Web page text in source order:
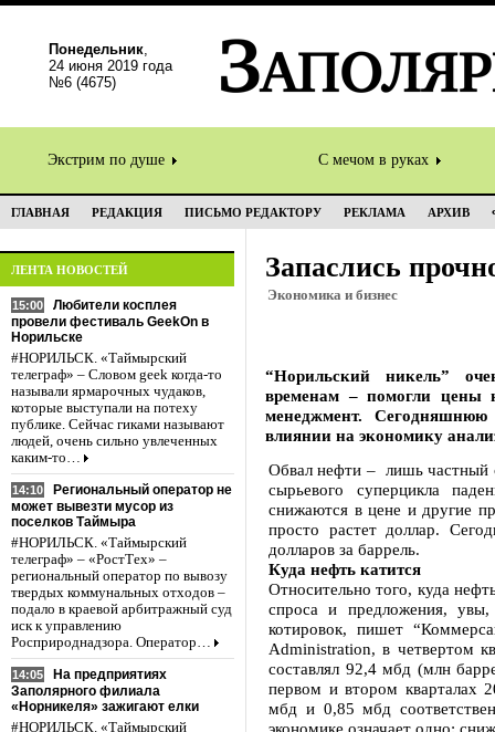
Понедельник,
24 июня 2019 года
№6 (4675)
Экстрим по душе С мечом в руках
ГЛАВНАЯ РЕДАКЦИЯ ПИСЬМО РЕДАКТОРУ РЕКЛАМА АРХИВ
ЛЕНТА НОВОСТЕЙ
15:00
Любители косплея
провели фестиваль GeekOn в
Норильске
#НОРИЛЬСК. «Таймырский
телеграф» – Словом geek когда-то
называли ярмарочных чудаков,
которые выступали на потеху
публике. Сейчас гиками называют
людей, очень сильно увлеченных
каким-то…
14:10
Региональный оператор не
может вывезти мусор из
поселков Таймыра
#НОРИЛЬСК. «Таймырский
телеграф» – «РостТех» –
региональный оператор по вывозу
твердых коммунальных отходов –
подало в краевой арбитражный суд
иск к управлению
Росприроднадзора. Оператор…
14:05
На предприятиях
Заполярного филиала
«Норникеля» зажигают елки
#НОРИЛЬСК. «Таймырский
Запаслись
Экономика и бизнес
“Норильский никель”
временам – помогли цены
менеджмент.
влиянии на экономику
Обвал нефти – лишь частный
сырьевого суперцикла
снижаются в цене и другие
просто растет доллар.
долларов за баррель.
Куда нефть катится
Относительно того, куда
спроса и предложения,
котировок, пишет
Administration, в четвертом
составлял 92,4 мбд (млн
первом и втором кварталах
мбд и 0,85 мбд
экономике означает одно: